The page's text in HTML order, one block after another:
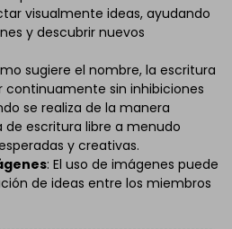
visualmente ideas, ayudando
y descubrir nuevos
sugiere el nombre, la escritura
continuamente sin inhibiciones
se realiza de la manera
escritura libre a menudo
y creativas.
: El uso de imágenes puede
de ideas entre los miembros